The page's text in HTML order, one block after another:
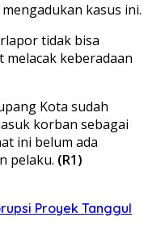
kasus ini.
tidak bisa
keberadaan
Kota sudah
korban sebagai
ini belum ada
pelaku. (R1)
Proyek Tanggul